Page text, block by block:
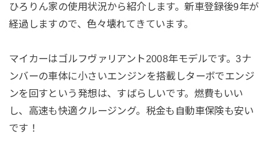
ひろりん家の使用状況から紹介します。新車登録後9年が
経過しますので、色々壊れてきています。
マイカーはゴルフヴァリアント2008年モデルです。3ナ
ンバーの車体に小さいエンジンを搭載しターボでエンジ
ンを回すという発想は、すばらしいです。燃費もいい
し、高速も快適クルージング。税金も自動車保険も安い
です！